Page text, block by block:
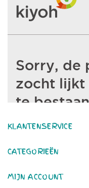
KLANTENSERVICE
CATEGORIEËN
MIJN ACCOUNT